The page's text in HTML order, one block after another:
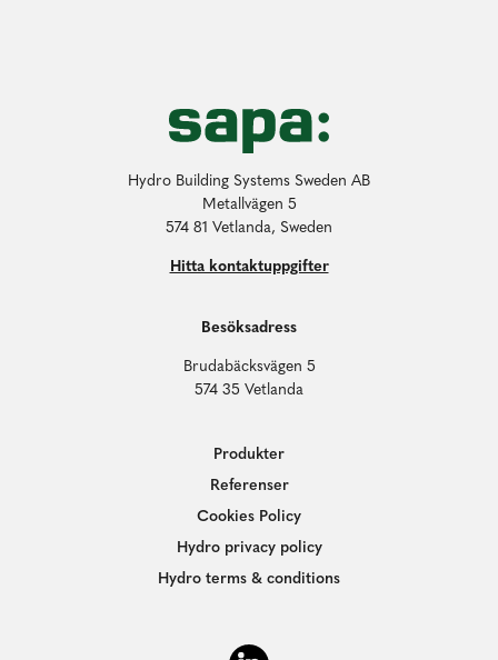
Hydro Building Systems Sweden AB
Metallvägen 5
574 81 Vetlanda, Sweden
Hitta kontaktuppgifter
Besöksadress
Brudabäcksvägen 5
574 35 Vetlanda
Produkter
Referenser
Cookies Policy
Hydro privacy policy
Hydro terms & conditions